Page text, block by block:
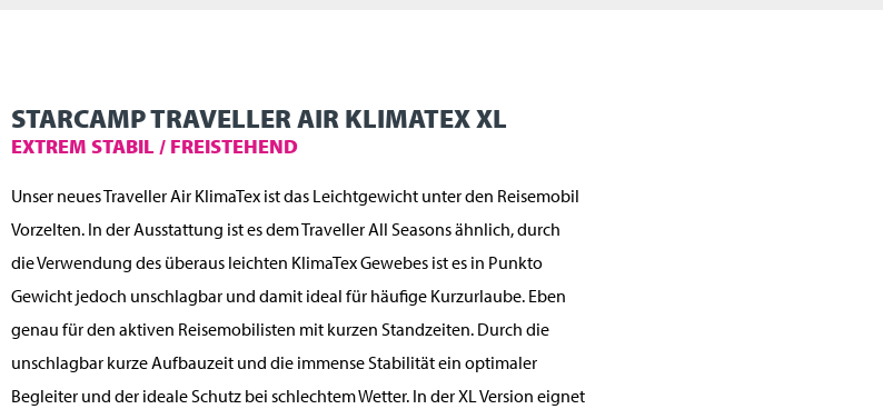
STARCAMP TRAVELLER AIR KLIMATEX XL
EXTREM STABIL / FREISTEHEND
Unser neues Traveller Air KlimaTex ist das Leichtgewicht unter den Reisemobil
Vorzelten. In der Ausstattung ist es dem Traveller All Seasons ähnlich, durch
die Verwendung des überaus leichten KlimaTex Gewebes ist es in Punkto
Gewicht jedoch unschlagbar und damit ideal für häufige Kurzurlaube. Eben
genau für den aktiven Reisemobilisten mit kurzen Standzeiten. Durch die
unschlagbar kurze Aufbauzeit und die immense Stabilität ein optimaler
Begleiter und der ideale Schutz bei schlechtem Wetter. In der XL Version eignet